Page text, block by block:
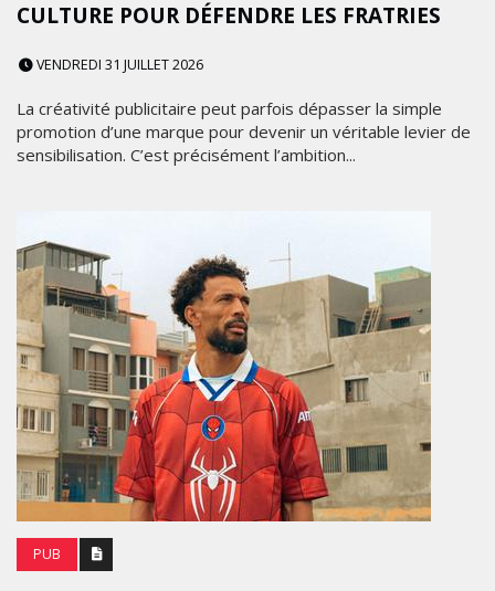
CULTURE POUR DÉFENDRE LES FRATRIES
VENDREDI 31 JUILLET 2026
La créativité publicitaire peut parfois dépasser la simple
promotion d’une marque pour devenir un véritable levier de
sensibilisation. C’est précisément l’ambition...
PUB